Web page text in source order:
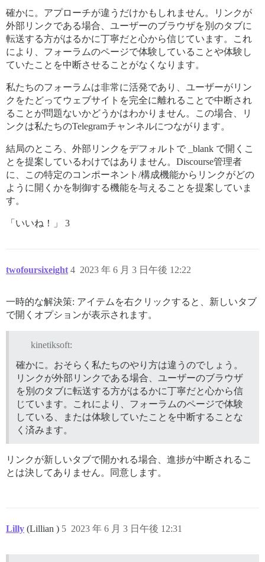
確かに。アプローチが違うだけかもしれません。リンクが
外部リンクである場合、ユーザーのブラウザを別のタブに
転送する方がはるかに丁寧だと心から信じています。これ
により、フォーラムのページで体験していることや体験し
ていたことを中断させることがなくなります。
私たちのフォーラムは非常に活発であり、ユーザーがリン
クをたどってウェブサイトを完全に離れることで中断され
ることが問題ないかどうかはわかりません。この場合、リ
ンクは私たちのTelegramチャンネルにつながります。
結局のところ、外部リンクをデフォルトで _blank で開くこ
とを提案しているわけではありません。Discourse管理者
に、この特定のコンポーネント/構成機能からリンクがどの
ように開くかを制御する機能を与えることを提案していま
す。
「いいね！」 3
twofoursixeight 2023 年 6 月 3 日午後 12:22
4
一時的な解決策: アイテムを右クリックすると、新しいタブ
で開くオプションが表示されます。
kinetiksoft:
確かに。おそらく私たちのやり方は違うのでしょう。
リンクが外部リンクである場合、ユーザーのブラウザ
を別のタブに転送する方がはるかに丁寧だと心から信
じています。これにより、フォーラムのページで体験
している、または体験していたことを中断することな
く済みます。
リンクが新しいタブで開かれる場合、進捗が中断されるこ
とは決してありません。同意します。
Lilly (Lillian ) 2023 年 6 月 3 日午後 12:31
5